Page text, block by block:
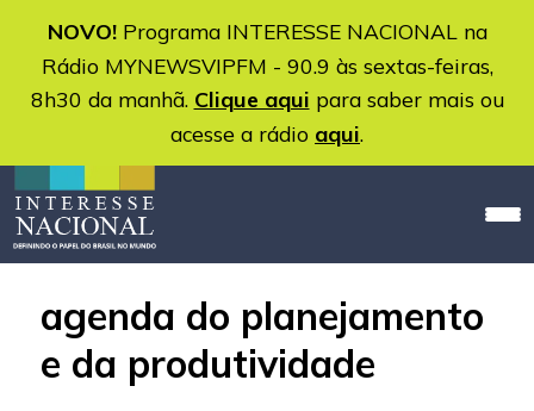
NOVO!Programa INTERESSE NACIONAL na
Rádio MYNEWSVIPFM - 90.9 às sextas-feiras,
8h30 da manhã. Clique aqui para saber mais ou
acesse a rádio aqui.
agenda do planejamento
e da produtividade